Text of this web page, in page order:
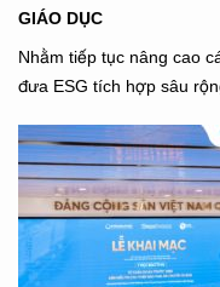
GIÁO DỤC
Nhằm tiếp tục nâng cao
đưa ESG tích hợp sâu